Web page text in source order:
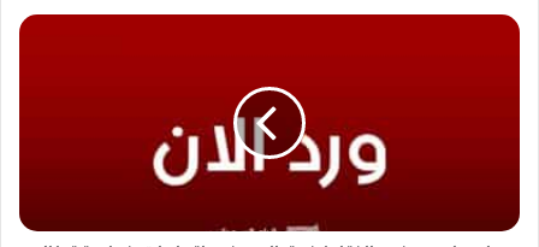
بيان
تطال